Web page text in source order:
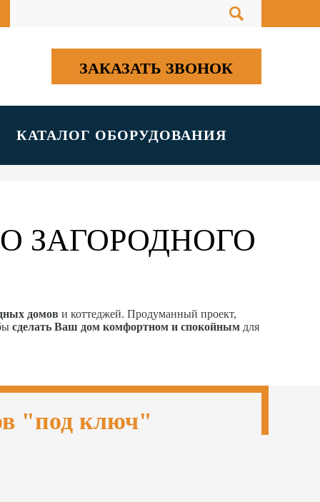
ЗАКАЗАТЬ ЗВОНОК
КАТАЛОГ ОБОРУДОВАНИЯ
ЗАГОРОДНОГО
домов и коттеджей. Продуманный проект,
сделать Ваш дом комфортном и спокойным для
"под ключ"